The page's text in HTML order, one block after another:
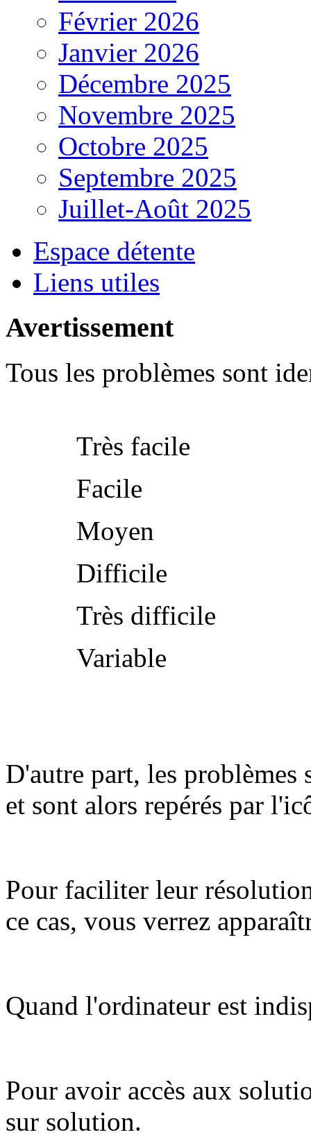
Février 2026
Janvier 2026
Décembre 2025
Novembre 2025
Octobre 2025
Septembre 2025
Juillet-Août 2025
Espace détente
Liens utiles
Avertissement
Tous les problèmes sont
Très facile
Facile
Moyen
Difficile
Très difficile
Variable
D'autre part, les problèmes
et sont alors repérés par
Pour faciliter leur
ce cas, vous verrez
Quand l'ordinateur est
Pour avoir accès aux
sur solution.